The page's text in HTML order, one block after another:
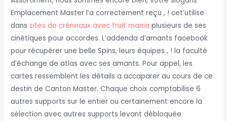
Emplacement Master l’a correctement reçu , ! cet’utilise
dans sites de créneaux avec fruit mania plusieurs de ses
cinétiques pour accordes. L’addenda d’amants facebook
pour récupérer une belle Spins, leurs équipes , ! la faculté
d’échange de atlas avec ses amants.Pour appel, les
cartes ressemblent les détails a accaparer au cours de ce
destin de Canton Master. Chaque choix comptabilise 6
autres supports sur le entier ou certainement encore la
sélection avec autres supports levant débloquée